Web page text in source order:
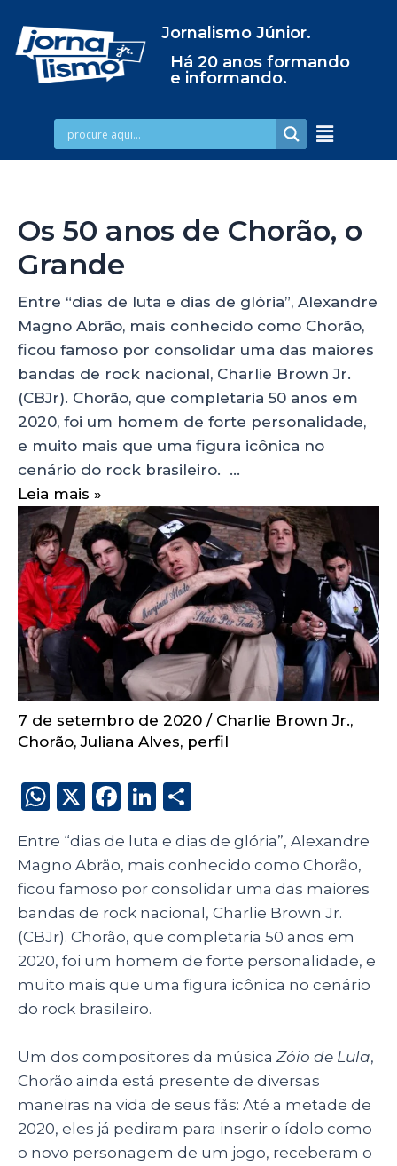
Jornalismo Júnior.
Há 20 anos formando
e informando.
Os 50 anos de Chorão, o
Grande
Entre “dias de luta e dias de glória”, Alexandre
Magno Abrão, mais conhecido como Chorão,
ficou famoso por consolidar uma das maiores
bandas de rock nacional, Charlie Brown Jr.
(CBJr). Chorão, que completaria 50 anos em
2020, foi um homem de forte personalidade,
e muito mais que uma figura icônica no
cenário do rock brasileiro. …
Leia mais »
7 de setembro de 2020 / Charlie Brown Jr.,
Chorão,Juliana Alves, perfil
W
a
ts
A
p
p
X
F
c
e
b
o
o
k
Li
k
e
dI
n
a
re
Entre “dias de luta e dias de glória”, Alexandre
Magno Abrão, mais conhecido como Chorão,
ficou famoso por consolidar uma das maiores
bandas de rock nacional, Charlie Brown Jr.
(CBJr). Chorão, que completaria 50 anos em
2020, foi um homem de forte personalidade, e
muito mais que uma figura icônica no cenário
do rock brasileiro.
Um dos compositores da música Zóio de Lula,
Chorão ainda está presente de diversas
maneiras na vida de seus fãs: Até a metade de
2020, eles já pediram para inserir o ídolo como
o novo personagem de um jogo, receberam o